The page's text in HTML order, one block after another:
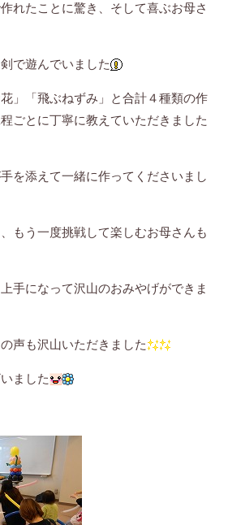
れたことに驚き、そして喜ぶお母さ
で遊んでいました
」「飛ぶねずみ」と合計４種類の作
ごとに丁寧に教えていただきました
を添えて一緒に作ってくださいまし
もう一度挑戦して楽しむお母さんも
手になって沢山のおみやげができま
の声も沢山いただきました
ました